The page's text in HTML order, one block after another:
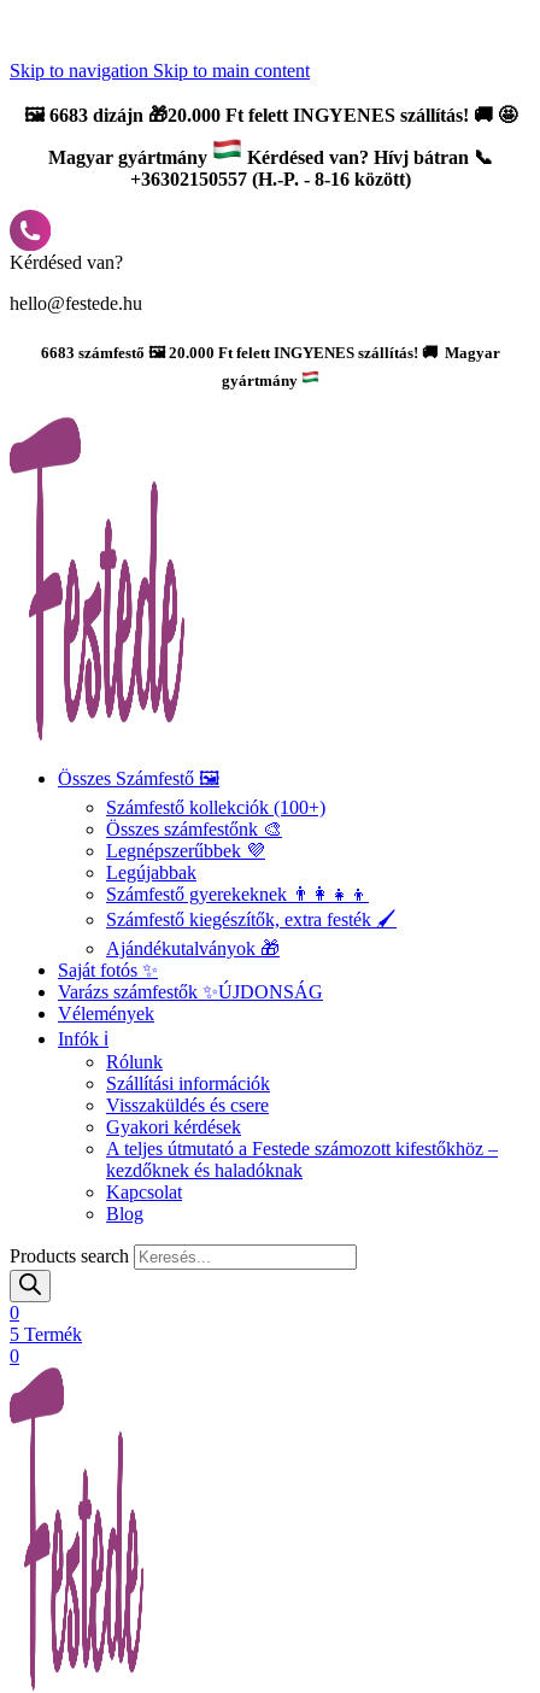
Skip to navigation Skip to main content
🖼️6683 dizájn 🎁20.000 Ft felett INGYENES szállítás! 🚚 🤩
Magyar gyártmány
Kérdésed van? Hívj bátran 📞
+36302150557 (H.-P. - 8-16 között)
Kérdésed van?
hello@festede.hu
6683 számfestő 🖼️ 20.000 Ft felett INGYENES szállítás! 🚚 Magyar
gyártmány
Összes Számfestő 🖼️
Számfestő kollekciók (100+)
Összes számfestőnk 🎨
Legnépszerűbbek 💜
Legújabbak
Számfestő gyerekeknek 👨‍👩‍👧‍👦
Számfestő kiegészítők, extra festék 🖌️
Ajándékutalványok 🎁
Saját fotós ✨
Varázs számfestők ✨ÚJDONSÁG
Vélemények
Infók ℹ️
Rólunk
Szállítási információk
Visszaküldés és csere
Gyakori kérdések
A teljes útmutató a Festede számozott kifestőkhöz –
kezdőknek és haladóknak
Kapcsolat
Blog
Products search
0
5 Termék
0